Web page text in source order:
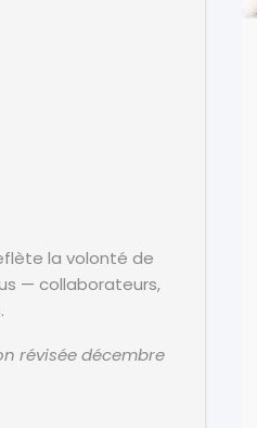
la volonté de
— collaborateurs,
révisée décembre